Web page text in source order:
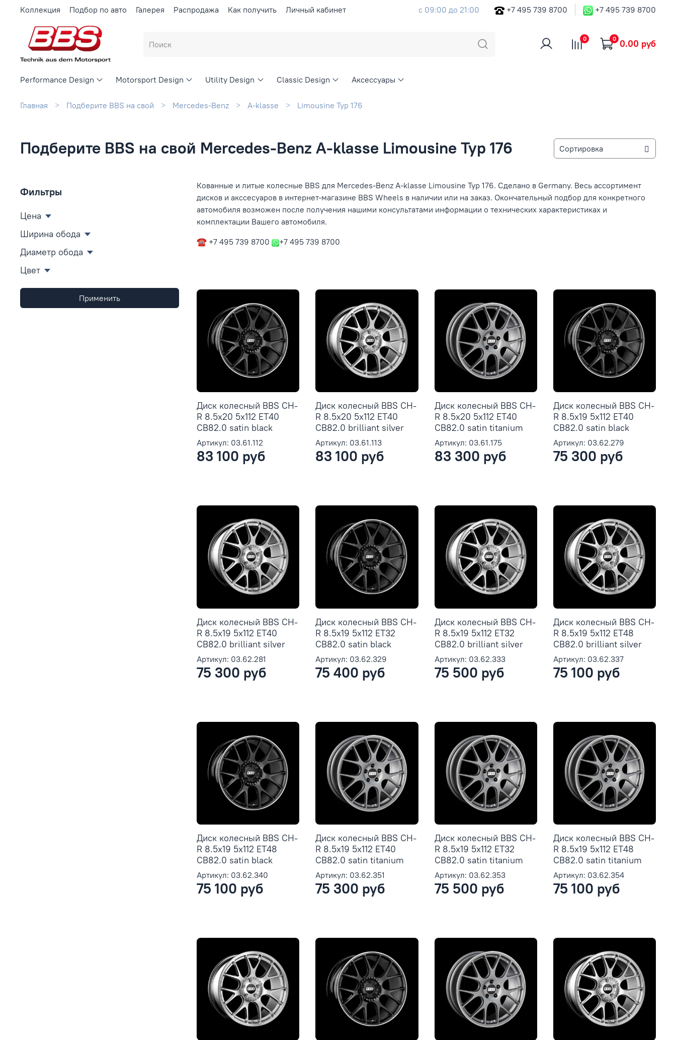
Коллекция Подбор по авто Галерея Распродажа Как получить Личный кабинет с 09:00 до 21:00 +7 495 739 8700 +7 495 739 8700
0 0 0.00 руб
Performance Design Motorsport Design Utility Design Classic Design Аксессуары
Главная Подберите BBS на свой Mercedes-Benz A-klasse Limousine Typ 176
Подберите BBS на свой Mercedes-Benz A-klasse Limousine Typ 176
Кованные и литые колесные BBS для Mercedes-Benz A-klasse Limousine Typ 176. Сделано в Germany. Весь ассортимент
дисков и акссесуаров в интернет-магазине BBS Wheels в наличии или на заказ. Окончательный подбор для конкретного
автомобиля возможен после получения нашими консультатами информации о технических характеристиках и
комплектации Вашего автомобиля.
☎ +7 495 739 8700
+7 495 739 8700
Диск колесный BBS CH-
R 8.5x20 5x112 ET40
CB82.0 satin black
Артикул: 03.61.112
83 100 руб
Диск колесный BBS CH-
R 8.5x20 5x112 ET40
CB82.0 brilliant silver
Артикул: 03.61.113
83 100 руб
Диск колесный BBS CH-
R 8.5x20 5x112 ET40
CB82.0 satin titanium
Артикул: 03.61.175
83 300 руб
Диск колесный BBS CH-
R 8.5x19 5x112 ET40
CB82.0 satin black
Артикул: 03.62.279
75 300 руб
Диск колесный BBS CH-
R 8.5x19 5x112 ET40
CB82.0 brilliant silver
Артикул: 03.62.281
75 300 руб
Диск колесный BBS CH-
R 8.5x19 5x112 ET32
CB82.0 satin black
Артикул: 03.62.329
75 400 руб
Диск колесный BBS CH-
R 8.5x19 5x112 ET32
CB82.0 brilliant silver
Артикул: 03.62.333
75 500 руб
Диск колесный BBS CH-
R 8.5x19 5x112 ET48
CB82.0 brilliant silver
Артикул: 03.62.337
75 100 руб
Диск колесный BBS CH-
R 8.5x19 5x112 ET48
CB82.0 satin black
Артикул: 03.62.340
75 100 руб
Диск колесный BBS CH-
R 8.5x19 5x112 ET40
CB82.0 satin titanium
Артикул: 03.62.351
75 300 руб
Диск колесный BBS CH-
R 8.5x19 5x112 ET32
CB82.0 satin titanium
Артикул: 03.62.353
75 500 руб
Диск колесный BBS CH-
R 8.5x19 5x112 ET48
CB82.0 satin titanium
Артикул: 03.62.354
75 100 руб
Фильтры
Цена
Ширина обода
Диаметр обода
Цвет
Применить